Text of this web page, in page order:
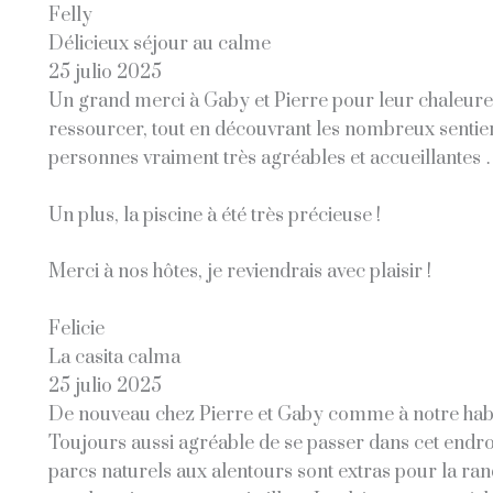
Felly
Délicieux séjour au calme
25 julio 2025
Un grand merci à Gaby et Pierre pour leur
ressourcer, tout en découvrant les nombreux
personnes vraiment très agréables et
Un plus, la piscine à été très précieuse !
Merci à nos hôtes, je reviendrais avec plaisir !
Felicie
La casita calma
25 julio 2025
De nouveau chez Pierre et Gaby comme à notre
Toujours aussi agréable de se passer dans cet
parcs naturels aux alentours sont extras pour la